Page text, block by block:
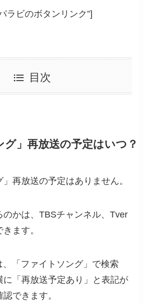
ラビのボタンリンク”]
目次
グ」再放送の予定はいつ？
」再放送の予定はありません。
のかは、TBSチャンネル、Tver
ます。
「ファイトソング」で検索
に「再放送予定あり」と表記が
できます。